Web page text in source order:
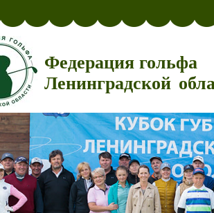
Федерация гольфа
Ленинградской